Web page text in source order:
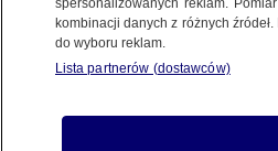
7.05.2026, 14:37
Posłuchaj artykułu
spersonalizowanych reklam.
kombinacji danych z różnych
do wyboru reklam.
Lista partnerów (dostawców)